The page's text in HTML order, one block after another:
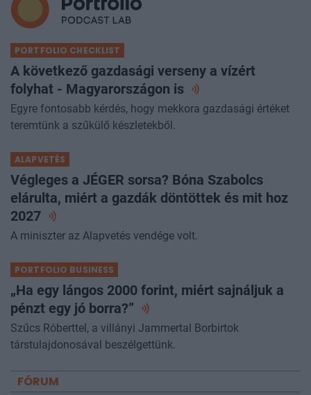
PORTFOLIO CHECKLIST
A következő gazdasági verseny a vízért
folyhat - Magyarországon is
Egyre fontosabb kérdés, hogy mekkora gazdasági értéket
teremtünk a szűkülő készletekből.
ALAPVETÉS
Végleges a JÉGER sorsa? Bóna Szabolcs
elárulta, miért a gazdák döntöttek és mit hoz
2027
A miniszter az Alapvetés vendége volt.
PORTFOLIO BUSINESS
„Ha egy lángos 2000 forint, miért sajnáljuk a
pénzt egy jó borra?”
Szűcs Róberttel, a villányi Jammertal Borbirtok
társtulajdonosával beszélgettünk.
FÓRUM